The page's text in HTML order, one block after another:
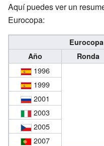
Aquí puedes ver un
Eurocopa:
Año
Ronda
1996
1999
2001
2003
2005
2007